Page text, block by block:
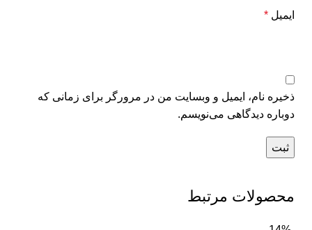
ایمیل *
ذخیره نام، ایمیل و وبسایت من در مرورگر برای زمانی که
دوباره دیدگاهی می‌نویسم.
محصولات مرتبط